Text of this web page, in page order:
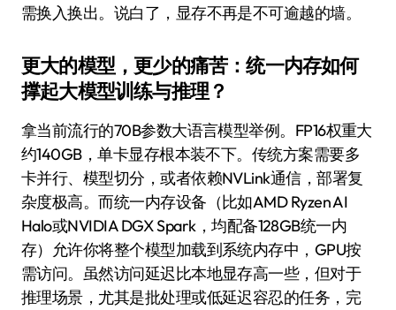
需换入换出。说白了，显存不再是不可逾越的墙。
更大的模型，更少的痛苦：统一内存如何
撑起大模型训练与推理？
拿当前流行的70B参数大语言模型举例。FP16权重大
约140GB，单卡显存根本装不下。传统方案需要多
卡并行、模型切分，或者依赖NVLink通信，部署复
杂度极高。而统一内存设备（比如AMD Ryzen AI
Halo或NVIDIA DGX Spark，均配备128GB统一内
存）允许你将整个模型加载到系统内存中，GPU按
需访问。虽然访问延迟比本地显存高一些，但对于
推理场景，尤其是批处理或低延迟容忍的任务，完